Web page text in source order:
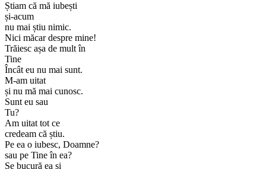
Știam că mă iubești
și-acum
nu mai știu nimic.
Nici măcar despre mine!
Trăiesc așa de mult în
Tine
Încât eu nu mai sunt.
M-am uitat
și nu mă mai cunosc.
Sunt eu sau
Tu?
Am uitat tot ce
credeam că știu.
Pe ea o iubesc, Doamne?
sau pe Tine în ea?
Se bucură ea și